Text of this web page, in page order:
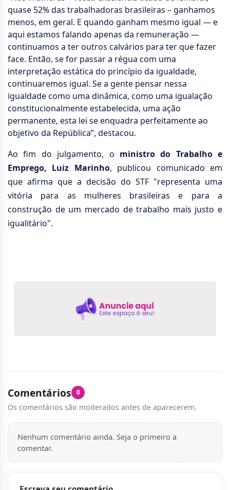
quase 52% das trabalhadoras brasileiras – ganhamos
menos, em geral. E quando ganham mesmo igual — e
aqui estamos falando apenas da remuneração —
continuamos a ter outros calvários para ter que fazer
face. Então, se for passar a régua com uma
interpretação estática do princípio da igualdade,
continuaremos igual. Se a gente pensar nessa
igualdade como uma dinâmica, como uma igualação
constitucionalmente estabelecida, uma ação
permanente, esta lei se enquadra perfeitamente ao
objetivo da República”, destacou.
Ao fim do julgamento, o ministro do Trabalho e
Emprego, Luiz Marinho, publicou comunicado em
que afirma que a decisão do STF "representa uma
vitória para as mulheres brasileiras e para a
construção de um mercado de trabalho mais justo e
igualitário".
Comentários 0
Os comentários são moderados antes de aparecerem.
Nenhum comentário ainda. Seja o primeiro a
comentar.